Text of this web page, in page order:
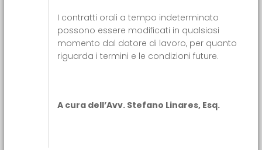
I contratti orali a tempo indeterminato
possono essere modificati in qualsiasi
momento dal datore di lavoro, per quanto
riguarda i termini e le condizioni future.
A cura dell’Avv. Stefano Linares, Esq.